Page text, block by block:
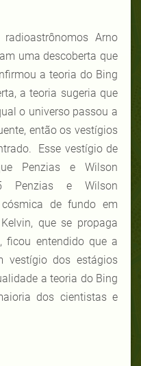
Arno
uma descoberta que
a teoria do Bing
a teoria sugeria que
o universo passou a
então os vestígios
Esse vestígio de
Penzias e Wilson
Penzias e Wilson
de fundo em
que se propaga
ficou entendido que a
vestígio dos estágios
a teoria do Bing
dos cientistas e